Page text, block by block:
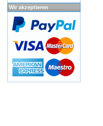
Wir akzeptieren